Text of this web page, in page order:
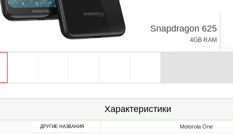
Snapdragon 625
4GB RAM
Характеристики
ДРУГИЕ НАЗВАНИЯ Motorola One